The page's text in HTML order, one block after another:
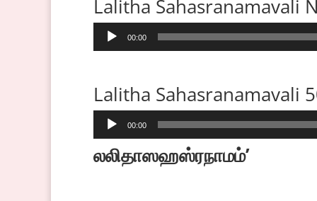
Lalitha Sahasranamavali
Audio
Player
00:00
Lalitha Sahasranamavali
Audio
Player
00:00
லலிதாஸஹஸ்ரநாமம்ʼ